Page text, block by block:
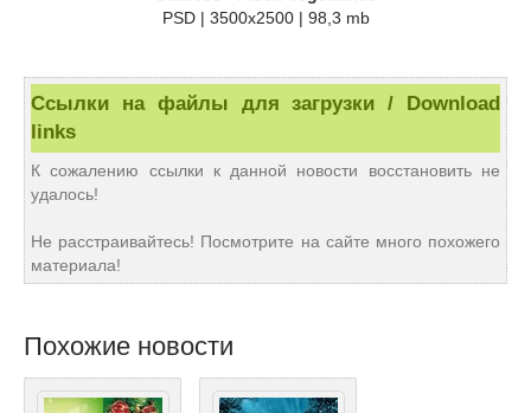
PSD | 3500x2500 | 98,3 mb
Ссылки на файлы для загрузки / Download
links
К сожалению ссылки к данной новости восстановить не
удалось!
Не расстраивайтесь! Посмотрите на сайте много похожего
материала!
Похожие новости